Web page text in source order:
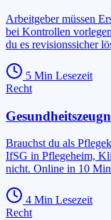
Arbeitgeber müssen
bei Kontrollen
du es revisionssicher
5 Min Lesezeit
Recht
Brauchst du als
IfSG in Pflegeheim,
nicht. Online in 10
4 Min Lesezeit
Recht